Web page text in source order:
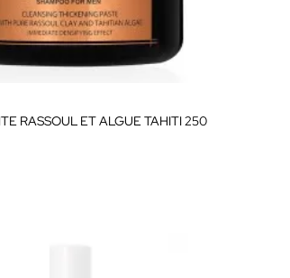
RASSOUL ET ALGUE TAHITI 250